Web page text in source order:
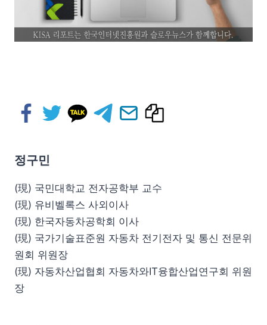
정구민
(現) 국민대학교 전자공학부 교수
(現) 유비벨록스 사외이사
(現) 한국자동차공학회 이사
(現) 국가기술표준원 자동차 전기전자 및 통신 전문위
원회 위원장
(現) 자동차산업협회 자동차와IT융합산업연구회 위원
장